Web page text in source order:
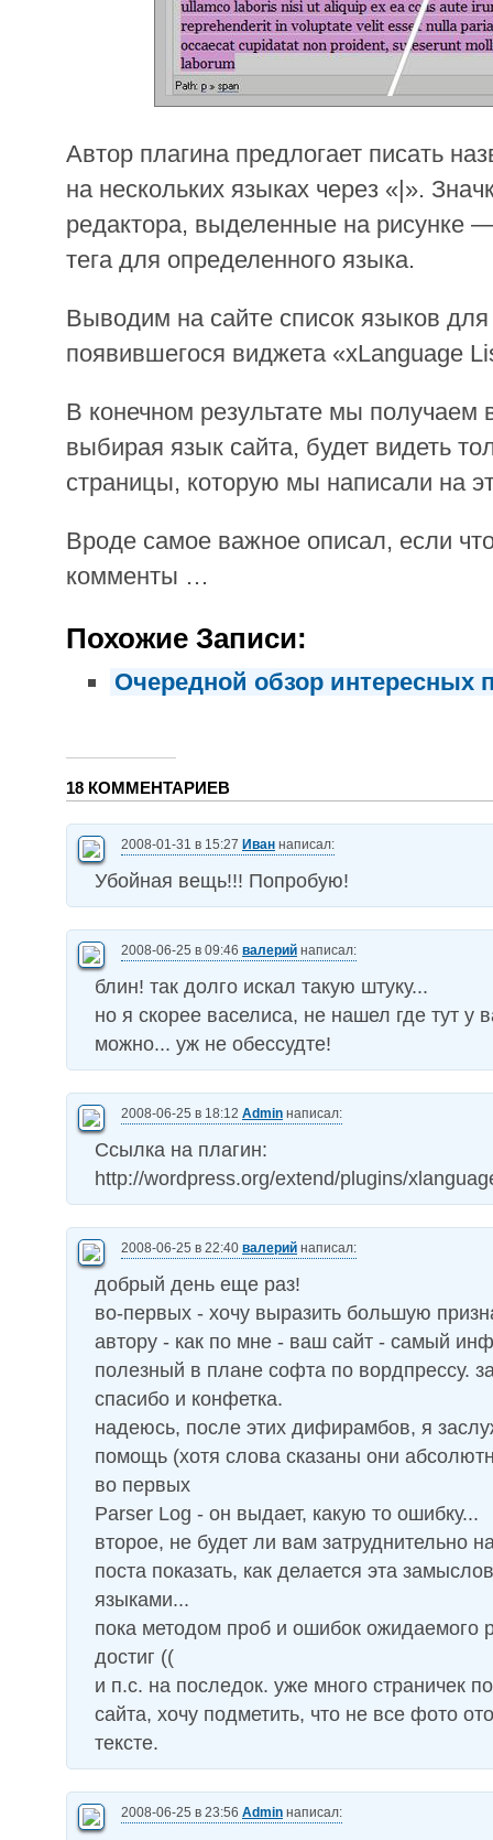
Автор плагина предлогает писать
на нескольких языках через «|».
редактора, выделенные на рисунке —
тега для определенного языка.
Выводим на сайте список языков
появившегося виджета «xLanguage
В конечном результате мы получаем
выбирая язык сайта, будет видеть
страницы, которую мы написали на
Вроде самое важное описал, если
комменты …
Похожие Записи:
Очередной обзор интересных
18 КОММЕНТАРИЕВ
2008-01-31 в 15:27 Иван написал:
Убойная вещь!!! Попробую!
2008-06-25 в 09:46 валерий написал:
блин! так долго искал такую штуку...
но я скорее васелиса, не нашел где тут у
можно... уж не обессудте!
2008-06-25 в 18:12 Admin написал:
Ссылка на плагин:
http://wordpress.org/extend/plugins/
2008-06-25 в 22:40 валерий написал:
добрый день еще раз!
во-первых - хочу выразить большую
автору - как по мне - ваш сайт - самый
полезный в плане софта по вордпрессу.
спасибо и конфетка.
надеюсь, после этих дифирамбов, я
помощь (хотя слова сказаны они
во первых
Parser Log - он выдает, какую то ошибку...
второе, не будет ли вам затруднительно
поста показать, как делается эта
языками...
пока методом проб и ошибок ожидаемого
достиг ((
и п.с. на последок. уже много страничек
сайта, хочу подметить, что не все фото
тексте.
2008-06-25 в 23:56 Admin написал: